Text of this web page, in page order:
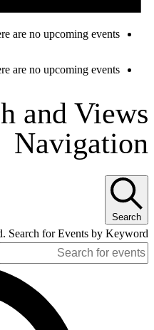
are no upcoming events.
are no upcoming events.
and Views
Navigation
Search
Search for Events by Keyword.